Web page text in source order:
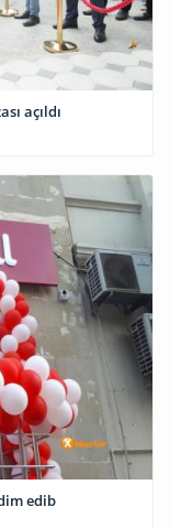
açıldı
edib